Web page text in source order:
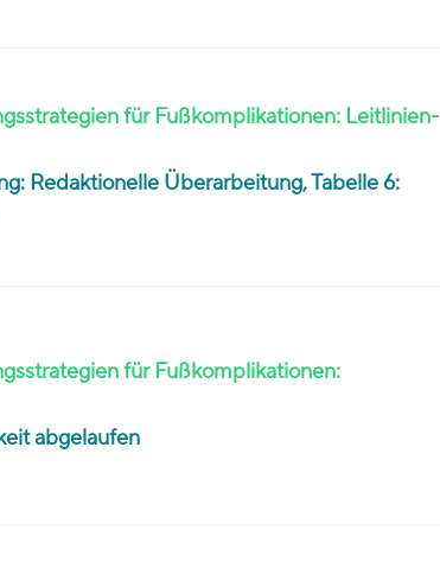
für Fußkomplikationen: Leitlinien-
Redaktionelle Überarbeitung, Tabelle 6:
für Fußkomplikationen:
abgelaufen